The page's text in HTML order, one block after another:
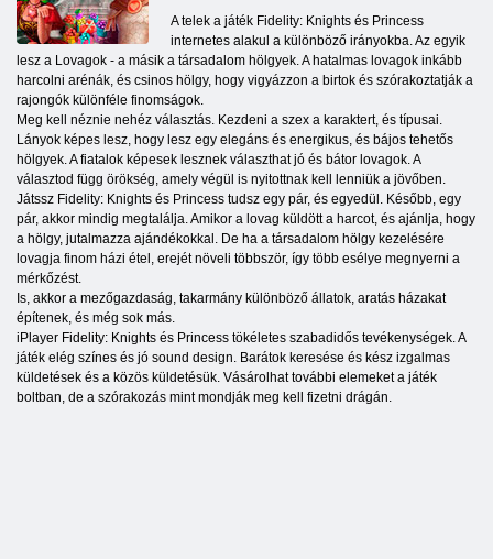
A telek a játék Fidelity: Knights és Princess
internetes alakul a különböző irányokba. Az egyik
lesz a Lovagok - a másik a társadalom hölgyek. A hatalmas lovagok inkább
harcolni arénák, és csinos hölgy, hogy vigyázzon a birtok és szórakoztatják a
rajongók különféle finomságok.
Meg kell néznie nehéz választás. Kezdeni a szex a karaktert, és típusai.
Lányok képes lesz, hogy lesz egy elegáns és energikus, és bájos tehetős
hölgyek. A fiatalok képesek lesznek választhat jó és bátor lovagok. A
választod függ örökség, amely végül is nyitottnak kell lenniük a jövőben.
Játssz Fidelity: Knights és Princess tudsz egy pár, és egyedül. Később, egy
pár, akkor mindig megtalálja. Amikor a lovag küldött a harcot, és ajánlja, hogy
a hölgy, jutalmazza ajándékokkal. De ha a társadalom hölgy kezelésére
lovagja finom házi étel, erejét növeli többször, így több esélye megnyerni a
mérkőzést.
Is, akkor a mezőgazdaság, takarmány különböző állatok, aratás házakat
építenek, és még sok más.
iPlayer Fidelity: Knights és Princess tökéletes szabadidős tevékenységek. A
játék elég színes és jó sound design. Barátok keresése és kész izgalmas
küldetések és a közös küldetésük. Vásárolhat további elemeket a játék
boltban, de a szórakozás mint mondják meg kell fizetni drágán.